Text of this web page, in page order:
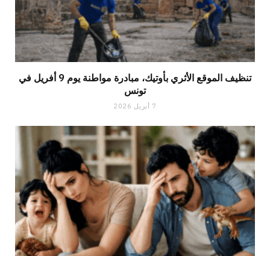
تنظيف الموقع الأثري بأوتيك، مبادرة مواطنة يوم 9 أفريل في
تونس
7 أبريل 2026